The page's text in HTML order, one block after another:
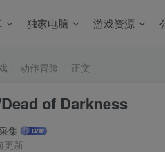
独家电脑 游戏资源
动作冒险 正文
of Darkness
集
更新